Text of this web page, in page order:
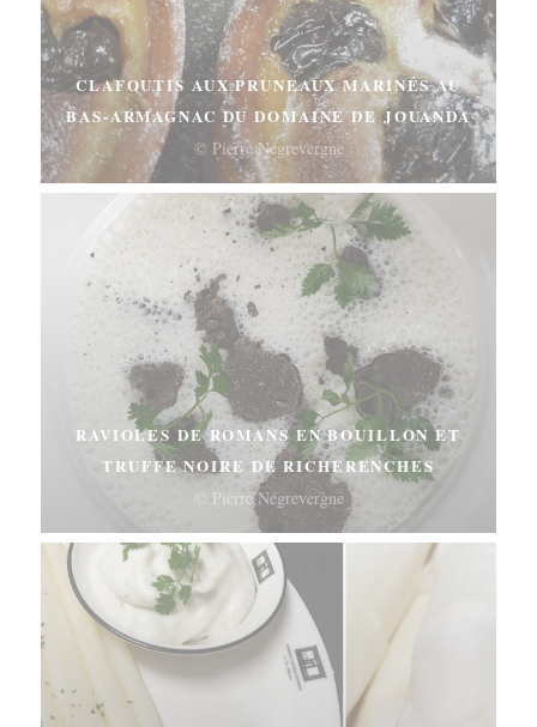
CLAFOUTIS AUX PRUNEAUX MARINÉS AU
BAS-ARMAGNAC DU DOMAINE DE JOUANDA
© Pierre Négrevergne
RAVIOLES DE ROMANS EN BOUILLON ET
TRUFFE NOIRE DE RICHERENCHES
© Pierre Négrevergne